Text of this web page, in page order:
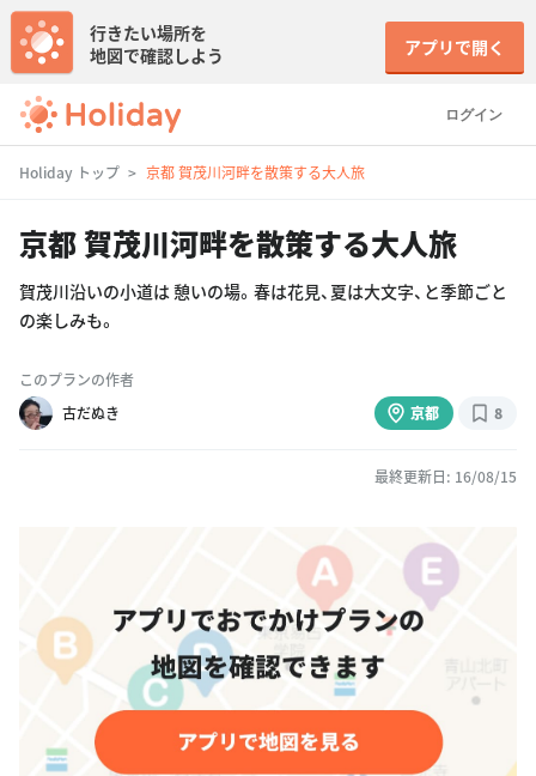
ログイン
行きたい場所を
地図で確認しよう
アプリで開く
Holiday トップ 京都 賀茂川河畔を散策する大人旅
京都 賀茂川河畔を散策する大人旅
賀茂川沿いの小道は 憩いの場。春は花見、夏は大文字、と季節ごと
の楽しみも。
このプランの作者
古だぬき
京都 8
最終更新日: 16/08/15